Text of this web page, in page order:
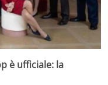
è ufficiale: la